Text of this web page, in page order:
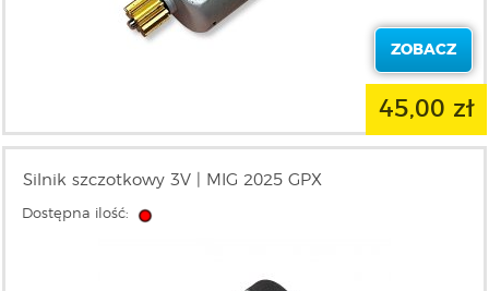
ZOBACZ
45,00 zł
Silnik szczotkowy 3V | MIG 2025 GPX
Dostępna ilość: